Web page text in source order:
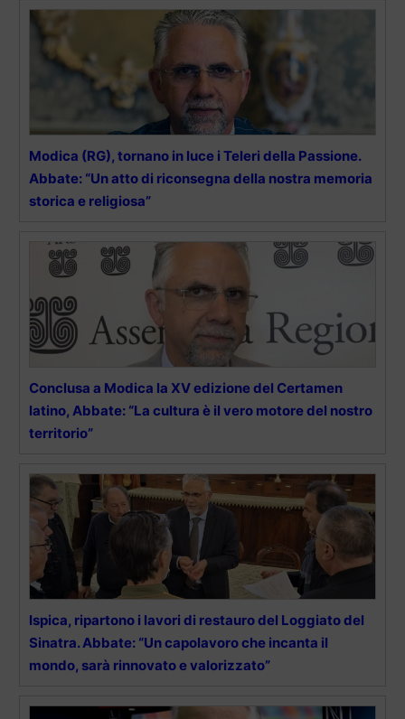
Modica (RG), tornano in luce i Teleri della Passione.
Abbate: “Un atto di riconsegna della nostra memoria
storica e religiosa”
Conclusa a Modica la XV edizione del Certamen
latino, Abbate: “La cultura è il vero motore del nostro
territorio”
Ispica, ripartono i lavori di restauro del Loggiato del
Sinatra. Abbate: “Un capolavoro che incanta il
mondo, sarà rinnovato e valorizzato”